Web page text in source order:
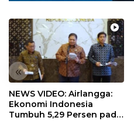
«
NEWS VIDEO: Airlangga:
Ekonomi Indonesia
Tumbuh 5,29 Persen pada